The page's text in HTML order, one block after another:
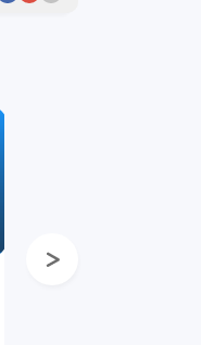
Next